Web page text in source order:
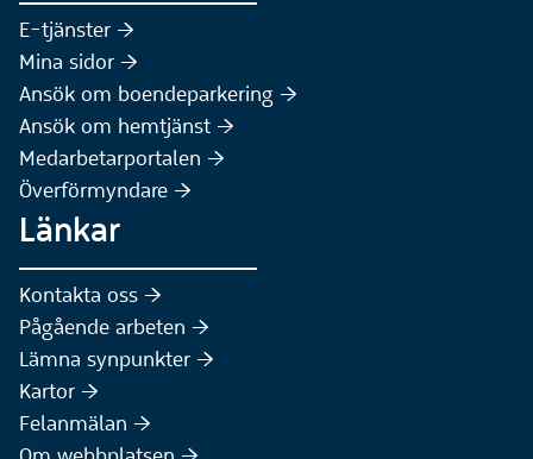
E-tjänster :höger:
Mina sidor :höger:
Ansök om boendeparkering :höger:
Ansök om hemtjänst :höger:
Medarbetarportalen :höger:
Överförmyndare :höger:
Länkar
Kontakta oss :höger:
Pågående arbeten :höger:
Lämna synpunkter :höger:
Kartor :höger:
Felanmälan :höger: